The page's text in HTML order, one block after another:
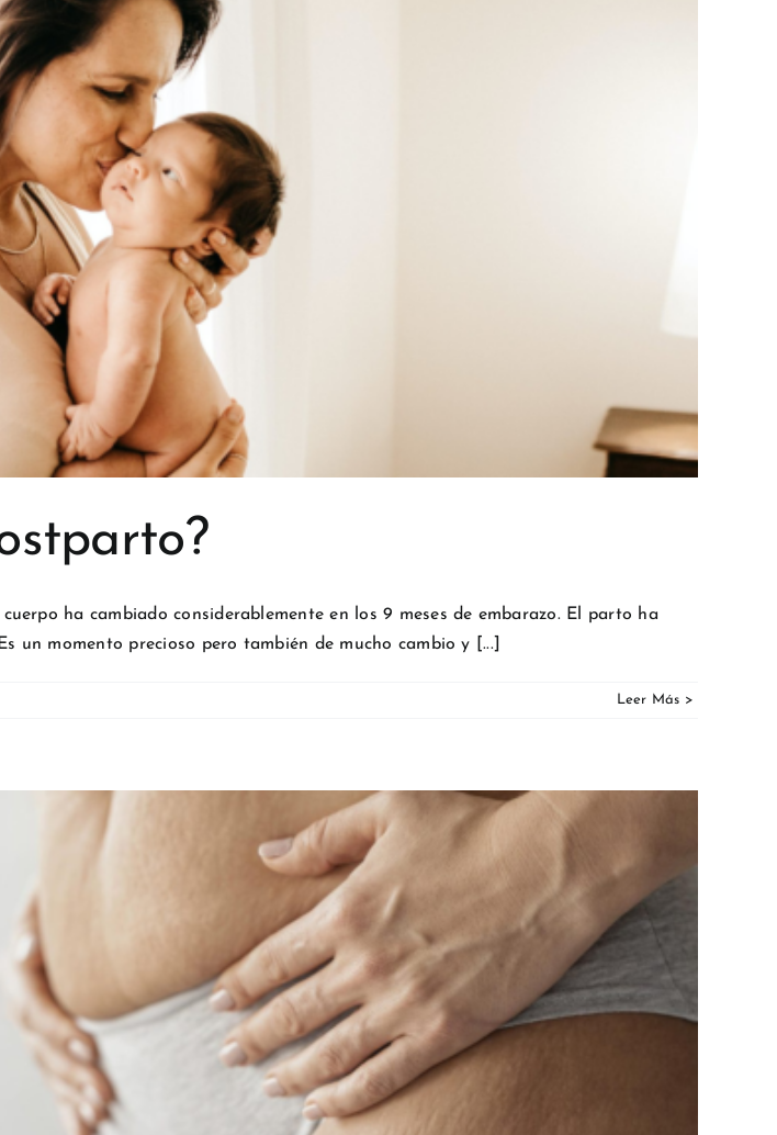
ha cambiado considerablemente en los 9 meses de embarazo. El parto ha
un momento precioso pero también de mucho cambio y [...]